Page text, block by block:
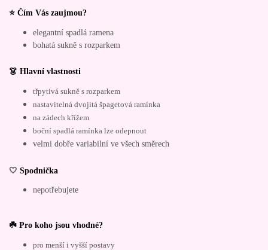
⭐ Čím Vás zaujmou?
elegantní spadlá ramena
bohatá sukně s rozparkem
👗 Hlavní vlastnosti
třpytivá sukně s rozparkem
nastavitelná dvojitá špagetová ramínka
na zádech křížem
boční spadlá ramínka lze odepnout
velmi dobře variabilní ve všech směrech
🤍 Spodnička
nepotřebujete
☘️ Pro koho jsou vhodné?
pro menší i vyšší postavy